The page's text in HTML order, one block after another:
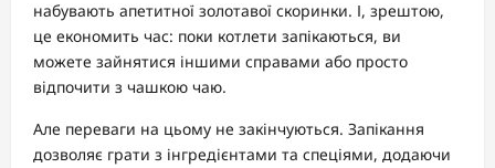
набувають апетитної золотавої скоринки. І, зрештою,
це економить час: поки котлети запікаються, ви
можете зайнятися іншими справами або просто
відпочити з чашкою чаю.
Але переваги на цьому не закінчуються. Запікання
дозволяє грати з інгредієнтами та спеціями, додаючи